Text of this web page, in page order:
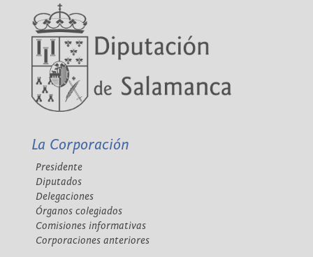
La Corporación
Presidente
Diputados
Delegaciones
Órganos colegiados
Comisiones informativas
Corporaciones anteriores